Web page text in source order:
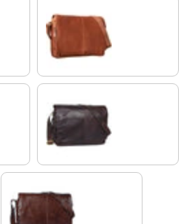
cognac-marrone
ebano - marrone
marrone - cioccolata